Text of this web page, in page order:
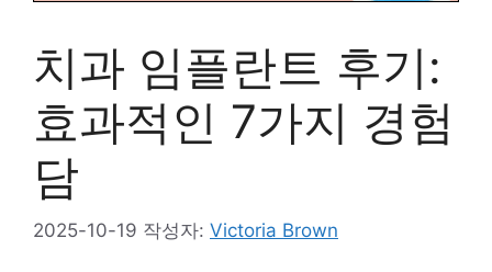
치과 임플란트 후기:
효과적인 7가지 경험
담
2025-10-19 작성자: Victoria Brown